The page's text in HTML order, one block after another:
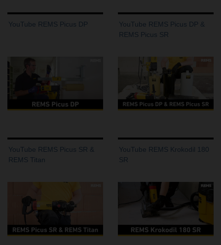
YouTube REMS Picus DP
YouTube REMS Picus DP &
REMS Picus SR
YouTube REMS Picus SR &
REMS Titan
YouTube REMS Krokodil 180
SR